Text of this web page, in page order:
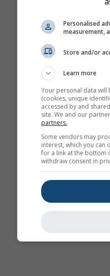
Personalised
measurement,
Store and/or
Learn more
Your personal data
(cookies, unique
accessed by and
site. We and our
partners.
Some vendors may
interest, which you
for a link at the bottom
withdraw consent in